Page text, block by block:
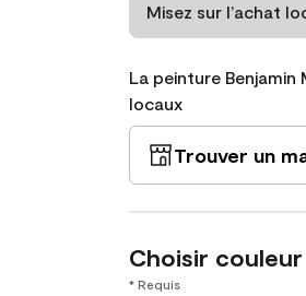
Misez sur l’achat
La peinture
locaux
Trouver un
Choisir couleur
* Requis